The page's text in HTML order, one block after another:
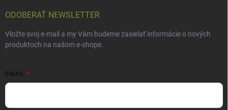
ODOBERAŤ NEWSLETTER
Vložte svoj e-mail a my Vám budeme zasielať informácie o nových
produktoch na našom e-shope.
EMAIL